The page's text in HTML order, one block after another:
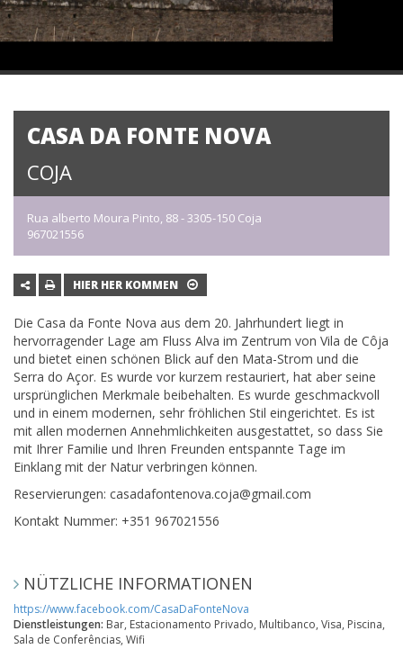
CASA DA FONTE NOVA
COJA
Rua alberto Moura Pinto, 88 - 3305-150 Coja
967021556
HIER HER KOMMEN
Die Casa da Fonte Nova aus dem 20. Jahrhundert liegt in
hervorragender Lage am Fluss Alva im Zentrum von Vila de Côja
und bietet einen schönen Blick auf den Mata-Strom und die
Serra do Açor. Es wurde vor kurzem restauriert, hat aber seine
ursprünglichen Merkmale beibehalten. Es wurde geschmackvoll
und in einem modernen, sehr fröhlichen Stil eingerichtet. Es ist
mit allen modernen Annehmlichkeiten ausgestattet, so dass Sie
mit Ihrer Familie und Ihren Freunden entspannte Tage im
Einklang mit der Natur verbringen können.
Reservierungen: casadafontenova.coja@gmail.com
Kontakt Nummer: +351 967021556
NÜTZLICHE INFORMATIONEN
https://www.facebook.com/CasaDaFonteNova
Dienstleistungen: Bar, Estacionamento Privado, Multibanco, Visa, Piscina,
Sala de Conferências, Wifi